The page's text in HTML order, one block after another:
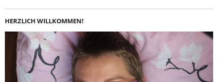
HERZLICH WILLKOMMEN!